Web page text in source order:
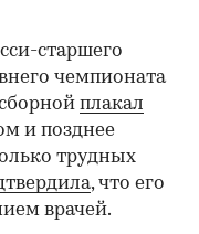
старшего
чемпионата
плакал
и позднее
трудных
, что его
врачей.